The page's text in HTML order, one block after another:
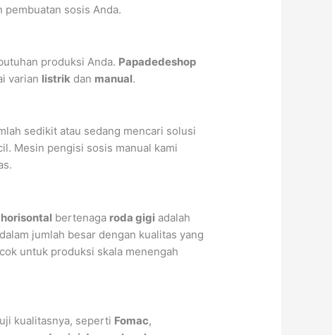
sosis Anda.
produksi Anda. Papadedeshop
varian listrik dan manual.
sedikit atau sedang mencari solusi
Mesin pengisi sosis manual kami
horisontal bertenaga roda gigi adalah
jumlah besar dengan kualitas yang
untuk produksi skala menengah
kualitasnya, seperti Fomac,